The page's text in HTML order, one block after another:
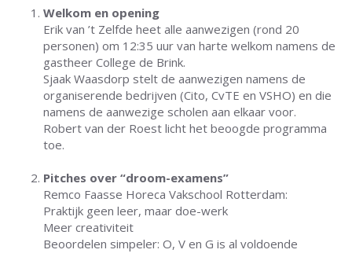
Welkom en opening
Erik van ’t Zelfde heet alle aanwezigen (rond 20
personen) om 12:35 uur van harte welkom namens de
gastheer College de Brink.
Sjaak Waasdorp stelt de aanwezigen namens de
organiserende bedrijven (Cito, CvTE en VSHO) en die
namens de aanwezige scholen aan elkaar voor.
Robert van der Roest licht het beoogde programma
toe.
Pitches over “droom-examens”
Remco Faasse Horeca Vakschool Rotterdam:
Praktijk geen leer, maar doe-werk
Meer creativiteit
Beoordelen simpeler: O, V en G is al voldoende